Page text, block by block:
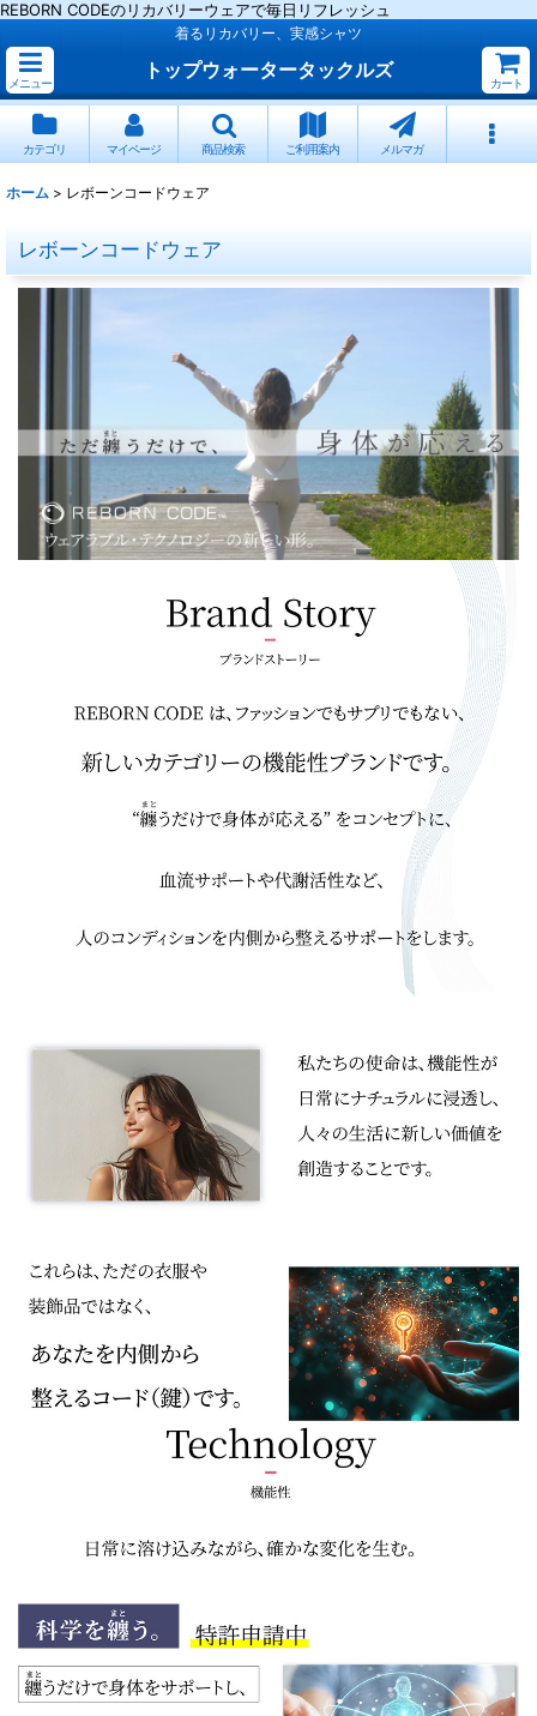
REBORN CODEのリカバリーウェアで毎日リフレッシュ
着るリカバリー、実感シャツ
メニュー
トップウォータータックルズ
カート
カテゴリ マイページ 商品検索 ご利用案内 メルマガ
ホーム > レボーンコードウェア
レボーンコードウェア